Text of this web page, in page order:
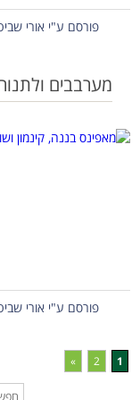
פורסם ע"י אורי
מערבבים
פורסם ע"י אורי
1
2
»